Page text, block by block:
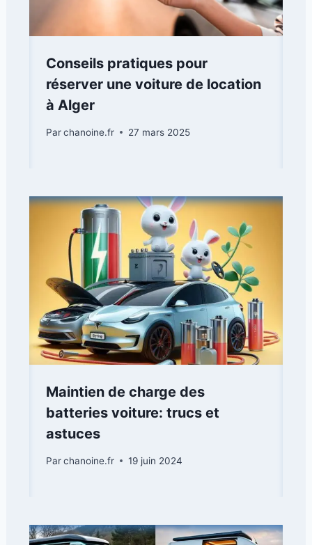
Conseils pratiques pour
réserver une voiture de location
à Alger
Parchanoine.fr 27 mars 2025
Maintien de charge des
batteries voiture: trucs et
astuces
Parchanoine.fr 19 juin 2024